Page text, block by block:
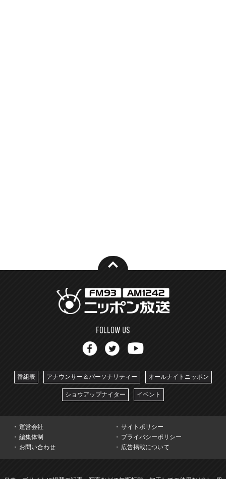
番組表 アナウンサー＆パーソナリティー オールナイトニッポン
ショウアップナイター イベント
運営会社
サイトポリシー
編集体制
プライバシーポリシー
お問い合わせ
広告掲載について